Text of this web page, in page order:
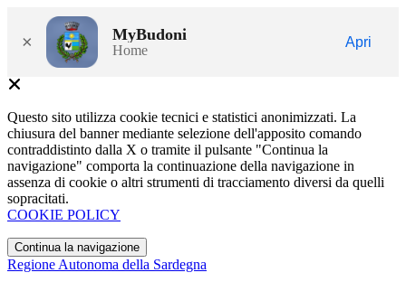
× MyBudoni
Home
Apri
Questo sito utilizza cookie tecnici e statistici anonimizzati. La
chiusura del banner mediante selezione dell'apposito comando
contraddistinto dalla X o tramite il pulsante "Continua la
navigazione" comporta la continuazione della navigazione in
assenza di cookie o altri strumenti di tracciamento diversi da quelli
sopracitati.
COOKIE POLICY
Continua la navigazione
Regione Autonoma della Sardegna